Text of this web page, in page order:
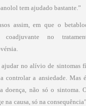
tem ajudado bastante.”
assim, em que o
coadjuvante no
ajudar no alívio de sintomas
controlar a ansiedade. Mas
doença, não só o sintoma.
na causa, só na